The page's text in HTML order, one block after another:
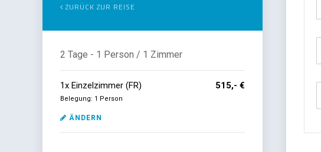
ZURÜCK ZUR REISE
2 Tage - 1 Person / 1 Zimmer
1x Einzelzimmer (FR) 515,- €
Belegung: 1 Person
ÄNDERN